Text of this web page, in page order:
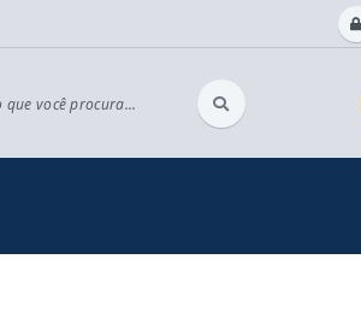
você procura...